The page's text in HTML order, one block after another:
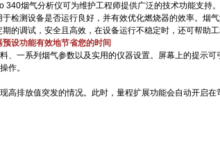
340烟气分析仪可为维护工程师提供广泛的技术功能支持
于检测设备是否运行良好，并有效优化燃烧器的效率。烟
期的调试，安全且高效，在设备运行不稳定时，还可帮助工
预设功能有效地节省您的时间
、一系列烟气参数以及实用的仪器设置。屏幕上的提示
作。
高排放值突发的情况。此时，量程扩展功能会自动开启